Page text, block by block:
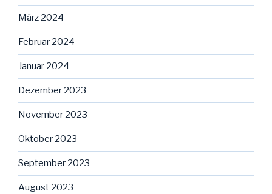
März 2024
Februar 2024
Januar 2024
Dezember 2023
November 2023
Oktober 2023
September 2023
August 2023